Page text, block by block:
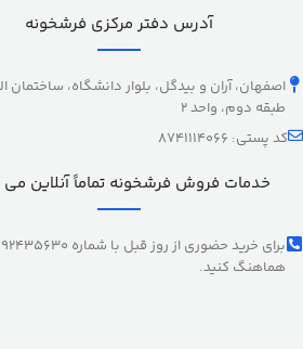
آدرس دفتر مرکزی فرشخونه
اصفهان، آران و بیدگل، بلوار دانشگاه، ساختمان
طبقه دوم، واحد 2
کد پستی: 8741114066
خدمات فروش فرشخونه تماماً آنلاین
برای خرید حضوری از روز قبل با شماره
هماهنگ کنید.